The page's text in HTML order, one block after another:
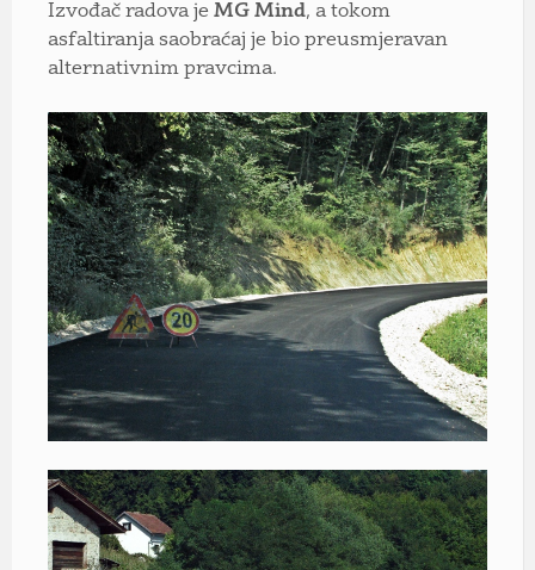
Izvođač radova je MG Mind, a tokom
asfaltiranja saobraćaj je bio preusmjeravan
alternativnim pravcima.